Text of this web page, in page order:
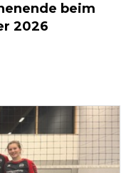
beim
2026